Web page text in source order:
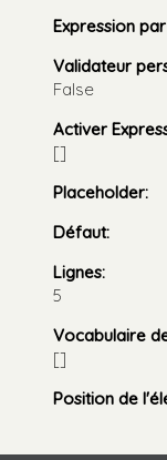
Expression
Validateur
False
Activer
[]
Placeholder:
Défaut:
Lignes:
5
Vocabulaire
[]
Position de